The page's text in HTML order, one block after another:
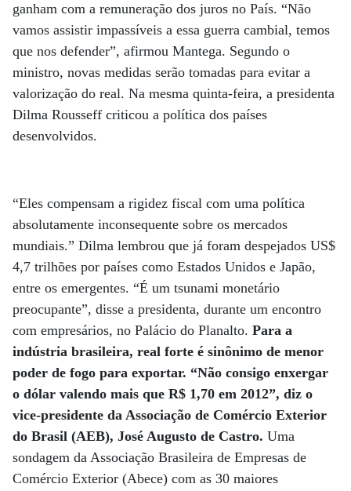
ganham com a remuneração dos juros no País. “Não
vamos assistir impassíveis a essa guerra cambial, temos
que nos defender”, afirmou Mantega. Segundo o
ministro, novas medidas serão tomadas para evitar a
valorização do real. Na mesma quinta-feira, a presidenta
Dilma Rousseff criticou a política dos países
desenvolvidos.
“Eles compensam a rigidez fiscal com uma política
absolutamente inconsequente sobre os mercados
mundiais.” Dilma lembrou que já foram despejados US$
4,7 trilhões por países como Estados Unidos e Japão,
entre os emergentes. “É um tsunami monetário
preocupante”, disse a presidenta, durante um encontro
com empresários, no Palácio do Planalto. Para a
indústria brasileira, real forte é sinônimo de menor
poder de fogo para exportar. “Não consigo enxergar
o dólar valendo mais que R$ 1,70 em 2012”, diz o
vice-presidente da Associação de Comércio Exterior
do Brasil (AEB), José Augusto de Castro. Uma
sondagem da Associação Brasileira de Empresas de
Comércio Exterior (Abece) com as 30 maiores